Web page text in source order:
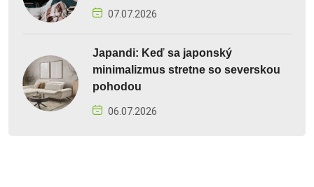
07.07.2026
Japandi: Keď sa japonský
minimalizmus stretne so severskou
pohodou
06.07.2026